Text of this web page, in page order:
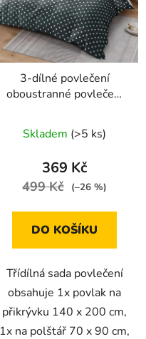
3-dílné povlečení
oboustranné povlečení
puntíkem 140x200
Skladem (>5 ks)
369 Kč
499 Kč (–26 %)
DO KOŠÍKU
Třídílná sada povlečení
obsahuje 1x povlak na
přikrývku 140 x 200 cm,
1x na polštář 70 x 90 cm,